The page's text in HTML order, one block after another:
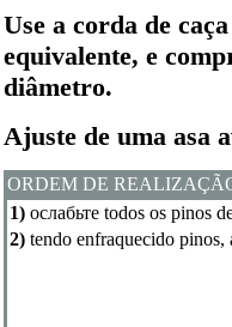
Use a corda de
equivalente, e
diâmetro.
Ajuste de uma asa
ORDEM DE
1) ослабьте todos os pinos
2) tendo enfraquecido pinos,